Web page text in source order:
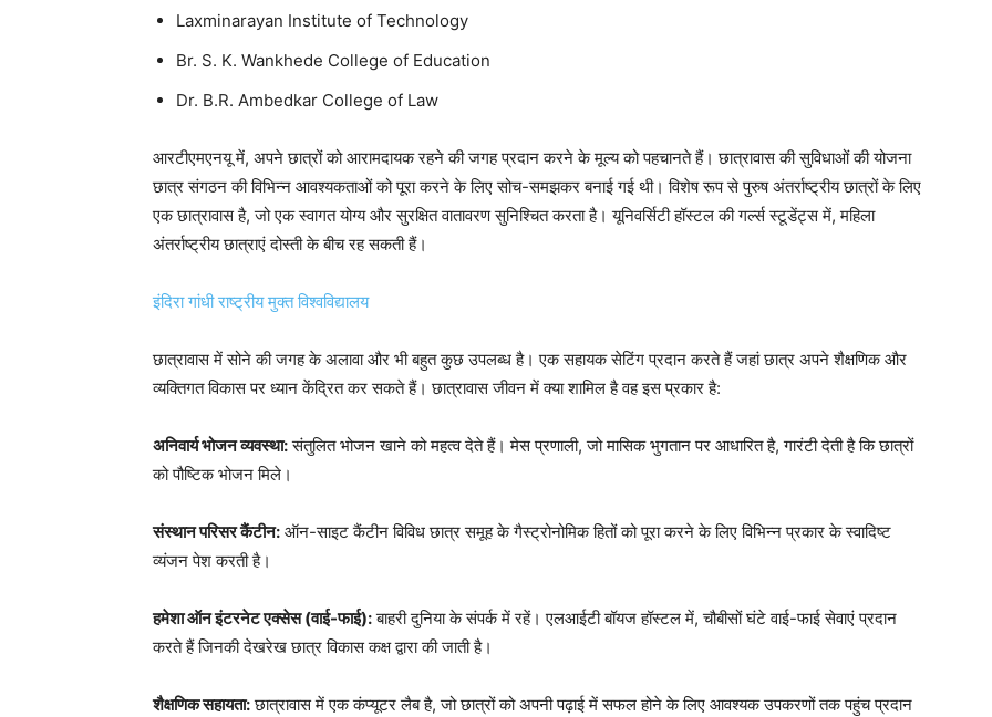
Laxminarayan Institute of Technology
Br. S. K. Wankhede College of Education
Dr. B.R. Ambedkar College of Law
आरटीएमएनयू में, अपने छात्रों को आरामदायक रहने की जगह प्रदान करने के मूल्य को पहचानते हैं। छात्रावास की सुविधाओं की योजना
छात्र संगठन की विभिन्न आवश्यकताओं को पूरा करने के लिए सोच-समझकर बनाई गई थी। विशेष रूप से पुरुष अंतर्राष्ट्रीय छात्रों के लिए
एक छात्रावास है, जो एक स्वागत योग्य और सुरक्षित वातावरण सुनिश्चित करता है। यूनिवर्सिटी हॉस्टल की गर्ल्स स्टूडेंट्स में, महिला
अंतर्राष्ट्रीय छात्राएं दोस्ती के बीच रह सकती हैं।
इंदिरा गांधी राष्ट्रीय मुक्त विश्वविद्यालय
छात्रावास में सोने की जगह के अलावा और भी बहुत कुछ उपलब्ध है। एक सहायक सेटिंग प्रदान करते हैं जहां छात्र अपने शैक्षणिक और
व्यक्तिगत विकास पर ध्यान केंद्रित कर सकते हैं। छात्रावास जीवन में क्या शामिल है वह इस प्रकार है:
अनिवार्य भोजन व्यवस्था:संतुलित भोजन खाने को महत्व देते हैं। मेस प्रणाली, जो मासिक भुगतान पर आधारित है, गारंटी देती है कि छात्रों
को पौष्टिक भोजन मिले।
संस्थान परिसर कैंटीन: ऑन-साइट कैंटीन विविध छात्र समूह के गैस्ट्रोनोमिक हितों को पूरा करने के लिए विभिन्न प्रकार के स्वादिष्ट
व्यंजन पेश करती है।
हमेशा ऑन इंटरनेट एक्सेस (वाई-फाई):बाहरी दुनिया के संपर्क में रहें। एलआईटी बॉयज हॉस्टल में, चौबीसों घंटे वाई-फाई सेवाएं प्रदान
करते हैं जिनकी देखरेख छात्र विकास कक्ष द्वारा की जाती है।
शैक्षणिक सहायता:छात्रावास में एक कंप्यूटर लैब है, जो छात्रों को अपनी पढ़ाई में सफल होने के लिए आवश्यक उपकरणों तक पहुंच प्रदान